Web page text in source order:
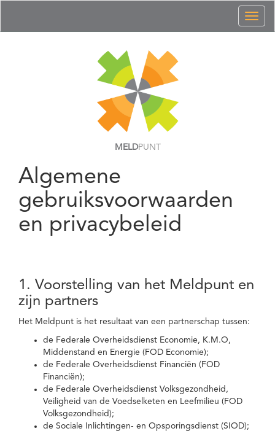
MELDPUNT
Algemene
gebruiksvoorwaarden
en privacybeleid
1. Voorstelling van het Meldpunt en
zijn partners
Het Meldpunt is het resultaat van een partnerschap tussen:
de Federale Overheidsdienst Economie, K.M.O,
Middenstand en Energie (FOD Economie);
de Federale Overheidsdienst Financiën (FOD
Financiën);
de Federale Overheidsdienst Volksgezondheid,
Veiligheid van de Voedselketen en Leefmilieu (FOD
Volksgezondheid);
de Sociale Inlichtingen- en Opsporingsdienst (SIOD);